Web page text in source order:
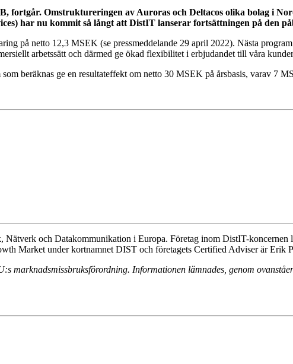
Omstruktureringen av Auroras och Deltacos olika bolag i
har nu kommit så långt att DistIT lanserar fortsättningen på den
på netto 12,3 MSEK (se pressmeddelande 29 april 2022). Nästa
arbetssätt och därmed ge ökad flexibilitet i erbjudandet till våra
beräknas ge en resultateffekt om netto 30 MSEK på årsbasis, varav 7
och Datakommunikation i Europa. Företag inom DistIT-koncernen
Market under kortnamnet DIST och företagets Certified Adviser är Erik
Informationen lämnades, genom